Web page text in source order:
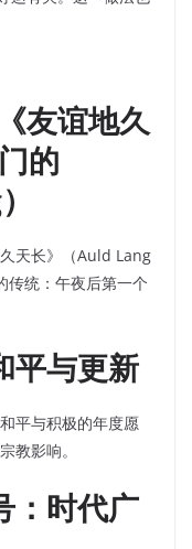
友谊地久
的
天长》（Auld Lang
传统：午夜后第一个
平与更新
平与积极的年度愿
教影响。
：时代广